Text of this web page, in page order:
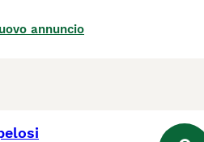
annuncio